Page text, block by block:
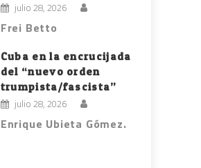
julio 28, 2026
Frei Betto
Cuba en la encrucijada
del “nuevo orden
trumpista/fascista”
julio 28, 2026
Enrique Ubieta Gómez.